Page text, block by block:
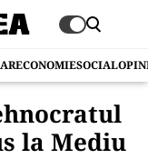
ECONOMIESOCIAL
la Mediu